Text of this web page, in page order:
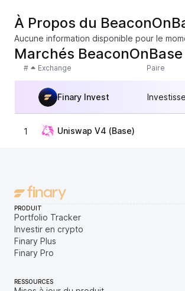
À Propos du
Aucune information disponible pour le
Marchés BeaconOnBase
# Exchange Paire
Finary Invest
1 Uniswap V4 (Base)
PRODUIT
Portfolio Tracker
Investir en crypto
Finary Plus
Finary Pro
RESSOURCES